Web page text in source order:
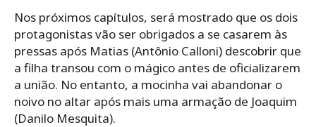
Nos próximos capítulos, será mostrado que os dois
protagonistas vão ser obrigados a se casarem às
pressas após Matias (Antônio Calloni) descobrir que
a filha transou com o mágico antes de oficializarem
a união. No entanto, a mocinha vai abandonar o
noivo no altar após mais uma armação de Joaquim
(Danilo Mesquita).